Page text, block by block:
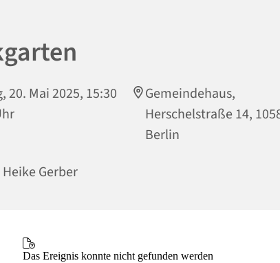
20. Mai 2025, 15:30
Gemeindehaus,
Herschelstraße 14,
Berlin
Gerber